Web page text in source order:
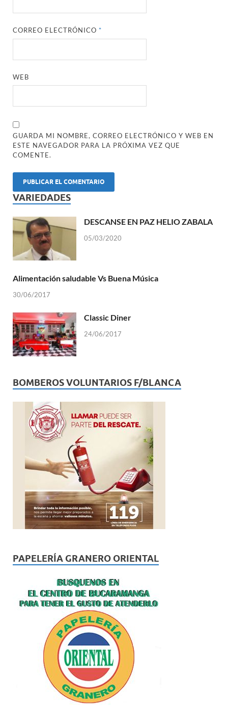
CORREO ELECTRÓNICO*
WEB
GUARDA MI NOMBRE, CORREO ELECTRÓNICO Y WEB EN
ESTE NAVEGADOR PARA LA PRÓXIMA VEZ QUE
COMENTE.
VARIEDADES
DESCANSE EN PAZ HELIO ZABALA
05/03/2020
Alimentación saludable Vs Buena Música
30/06/2017
Classic Diner
24/06/2017
BOMBEROS VOLUNTARIOS F/BLANCA
PAPELERÍA GRANERO ORIENTAL